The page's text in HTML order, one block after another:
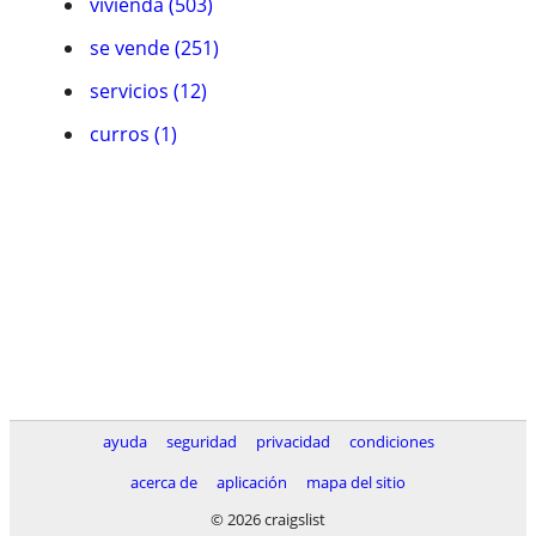
se vende (251)
servicios (12)
curros (1)
ayuda seguridad privacidad
condiciones
acerca de
aplicación
mapa del sitio
© 2026 craigslist